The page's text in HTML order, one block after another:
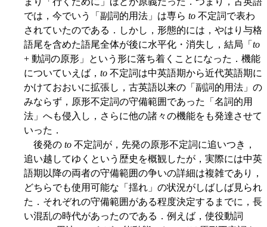
では，今でいう「副詞的用法」は専ら to 不定詞で表わ
されていたのである．しかし，形態的には，やはり与格
語尾を含めた語尾全体が後に水平化・消失し，結局「 to
+ 動詞の原形」という形に落ち着くことになった．機能
についていえば， to 不定詞は中英語期から近代英語期に
かけておおいに拡張し，古英語以来の「副詞的用法」の
みならず，原形不定詞の守備範囲であった「名詞的用
法」へも侵入し，さらに他の諸々の機能をも発達させて
いった．
後発の to 不定詞が，先発の原形不定詞に追いつき，
追い越してゆくという歴史を概観したが，実際には中英
語期以降の両者の守備範囲の争いの詳細は複雑であり，
どちらでも使用可能な「揺れ」の状況がしばしば見られ
た．それぞれの守備範囲がある程度決定するまでに，長
い混乱の時代があったのである．例えば，使役動詞